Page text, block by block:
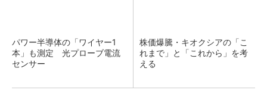
パワー半導体の「ワイヤー1
本」も測定 光プローブ電流
センサー
株価爆騰・キオクシアの「こ
れまで」と「これから」を考
える